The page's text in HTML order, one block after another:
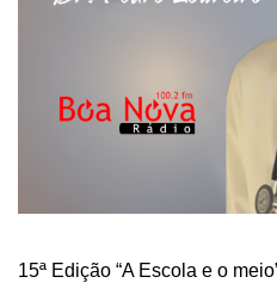
15ª Edição “A Escola e o